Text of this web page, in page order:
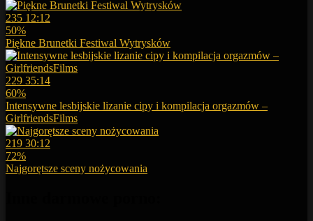
235 12:12
50%
Piękne Brunetki Festiwal Wytrysków
229 35:14
60%
Intensywne lesbijskie lizanie cipy i kompilacja orgazmów –
GirlfriendsFilms
219 30:12
72%
Najgorętsze sceny nożycowania